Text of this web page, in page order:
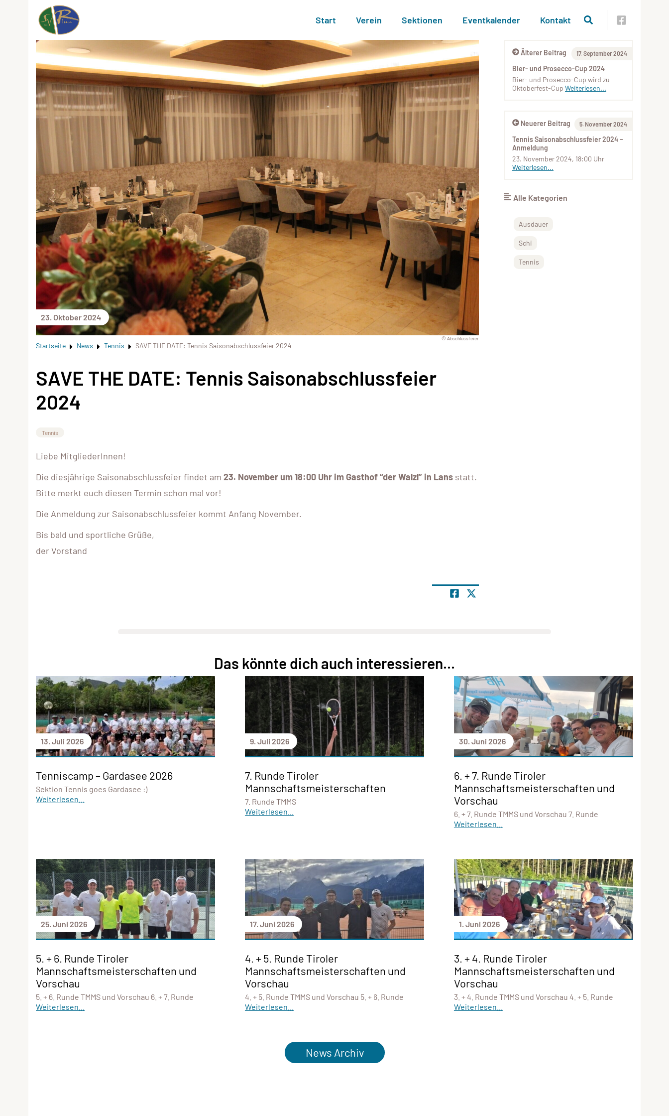
Start Verein Sektionen Eventkalender Kontakt
23. Oktober 2024
© Abschlussfeier
Startseite News Tennis SAVE THE DATE: Tennis Saisonabschlussfeier 2024
SAVE THE DATE: Tennis Saisonabschlussfeier
2024
Tennis
Liebe MitgliederInnen!
Die diesjährige Saisonabschlussfeier findet am 23. November um 18:00 Uhr im Gasthof “der Walzl” in Lans statt.
Bitte merkt euch diesen Termin schon mal vor!
Die Anmeldung zur Saisonabschlussfeier kommt Anfang November.
Bis bald und sportliche Grüße,
der Vorstand
Älterer Beitrag 17. September 2024
Bier- und Prosecco-Cup 2024
Bier- und Prosecco-Cup wird zu
Oktoberfest-Cup Weiterlesen...
Neuerer Beitrag 5. November 2024
Tennis Saisonabschlussfeier 2024 –
Anmeldung
23. November 2024, 18:00 Uhr
Weiterlesen...
Alle Kategorien
Ausdauer
Schi
Tennis
Das könnte dich auch interessieren...
13. Juli 2026
Tenniscamp – Gardasee 2026
Sektion Tennis goes Gardasee :)
Weiterlesen...
9. Juli 2026
7. Runde Tiroler
Mannschaftsmeisterschaften
7. Runde TMMS
Weiterlesen...
30. Juni 2026
6. + 7. Runde Tiroler
Mannschaftsmeisterschaften und
Vorschau
6. + 7. Runde TMMS und Vorschau 7. Runde
Weiterlesen...
25. Juni 2026
5. + 6. Runde Tiroler
Mannschaftsmeisterschaften und
Vorschau
5. + 6. Runde TMMS und Vorschau 6. + 7. Runde
Weiterlesen...
17. Juni 2026
4. + 5. Runde Tiroler
Mannschaftsmeisterschaften und
Vorschau
4. + 5. Runde TMMS und Vorschau 5. + 6. Runde
Weiterlesen...
1. Juni 2026
3. + 4. Runde Tiroler
Mannschaftsmeisterschaften und
Vorschau
3. + 4. Runde TMMS und Vorschau 4. + 5. Runde
Weiterlesen...
News Archiv